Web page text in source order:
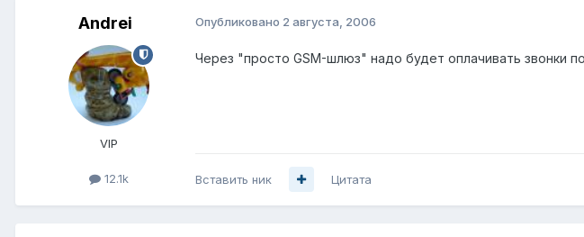
Andrei
VIP
12.1k
Опубликовано 2 августа, 2006
Через "просто GSM-шлюз" надо будет оплачивать звонки
Вставить ник Цитата